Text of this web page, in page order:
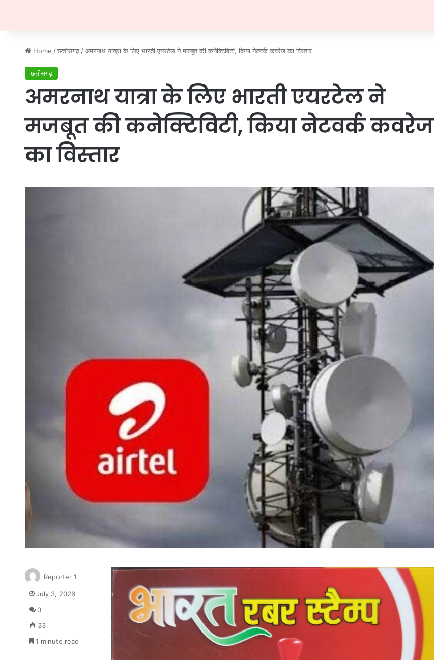
Home / छत्तीसगढ़ / अमरनाथ यात्रा के लिए भारती एयरटेल ने मजबूत की कनेक्टिविटी, किया नेटवर्क कवरेज का विस्तार
छत्तीसगढ़
अमरनाथ यात्रा के लिए भारती एयरटेल ने
मजबूत की कनेक्टिविटी, किया नेटवर्क कवरेज
का विस्तार
Reporter 1
July 3, 2026
0
33
1 minute read